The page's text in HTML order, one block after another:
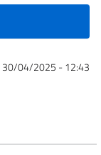
30/04/2025 - 12:43